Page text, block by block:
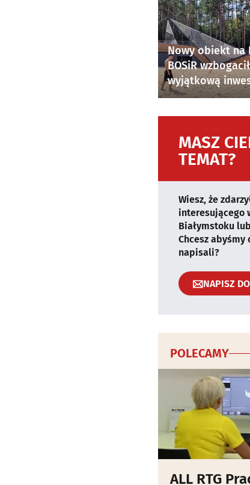
Nowy obiekt na
BOSiR
wyjątkową
MASZ
TEMAT?
Wiesz, że
interesującego
Białymstoku
Chcesz abyśmy
napisali?
NAPISZ
POLECAMY
ALL RTG